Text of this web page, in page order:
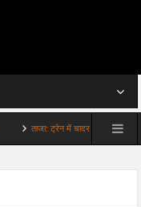
ताजा: ट्रेन में चादर कंबल नहीं मिला तो रेलवे